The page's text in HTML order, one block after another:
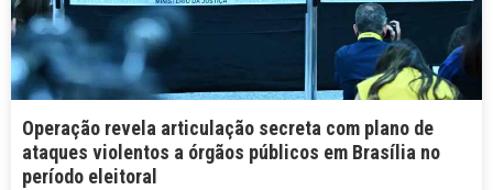
Operação revela articulação secreta com plano de
ataques violentos a órgãos públicos em Brasília no
período eleitoral